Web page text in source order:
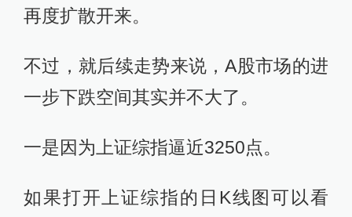
再度扩散开来。
不过，就后续走势来说，A股市场的进
一步下跌空间其实并不大了。
一是因为上证综指逼近3250点。
如果打开上证综指的日K线图可以看